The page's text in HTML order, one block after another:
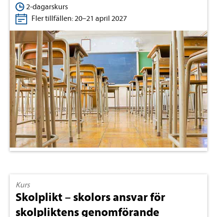
2-dagarskurs
Fler tillfällen: 20–21 april 2027
Kurs
Skolplikt – skolors ansvar för
skolpliktens genomförande